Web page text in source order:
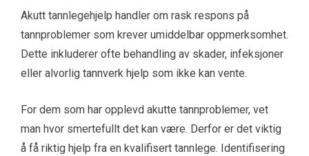
Akutt tannlegehjelp handler om rask respons på
tannproblemer som krever umiddelbar oppmerksomhet.
Dette inkluderer ofte behandling av skader, infeksjoner
eller alvorlig tannverk hjelp som ikke kan vente.
For dem som har opplevd akutte tannproblemer, vet
man hvor smertefullt det kan være. Derfor er det viktig
å få riktig hjelp fra en kvalifisert tannlege. Identifisering